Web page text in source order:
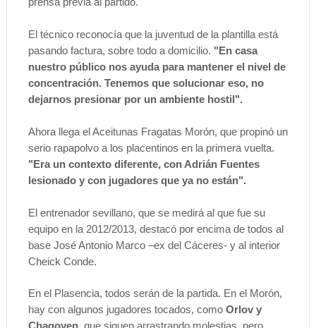
El técnico reconocía que la juventud de la plantilla está
pasando factura, sobre todo a domicilio. "En casa
nuestro público nos ayuda para mantener el nivel de
concentración. Tenemos que solucionar eso, no
dejarnos presionar por un ambiente hostil".
Ahora llega el Aceitunas Fragatas Morón, que propinó un
serio rapapolvo a los placentinos en la primera vuelta.
"Era un contexto diferente, con Adrián Fuentes
lesionado y con jugadores que ya no están".
El entrenador sevillano, que se medirá al que fue su
equipo en la 2012/2013, destacó por encima de todos al
base José Antonio Marco –ex del Cáceres- y al interior
Cheick Conde.
En el Plasencia, todos serán de la partida. En el Morón,
hay con algunos jugadores tocados, como Orlov y
Chagoyen, que siguen arrastrando molestias, pero